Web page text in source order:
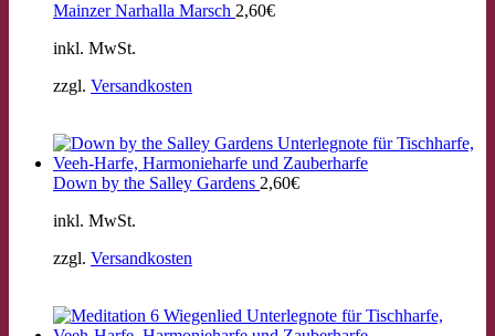
Mainzer Narhalla Marsch 2,60€
inkl. MwSt.
zzgl. Versandkosten
Down by the Salley Gardens 2,60€
inkl. MwSt.
zzgl. Versandkosten